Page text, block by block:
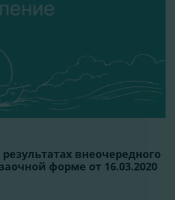
внеочередного
форме от 16.03.2020